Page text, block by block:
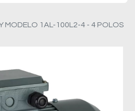
MODELO 1AL-100L2-4 - 4 POLOS